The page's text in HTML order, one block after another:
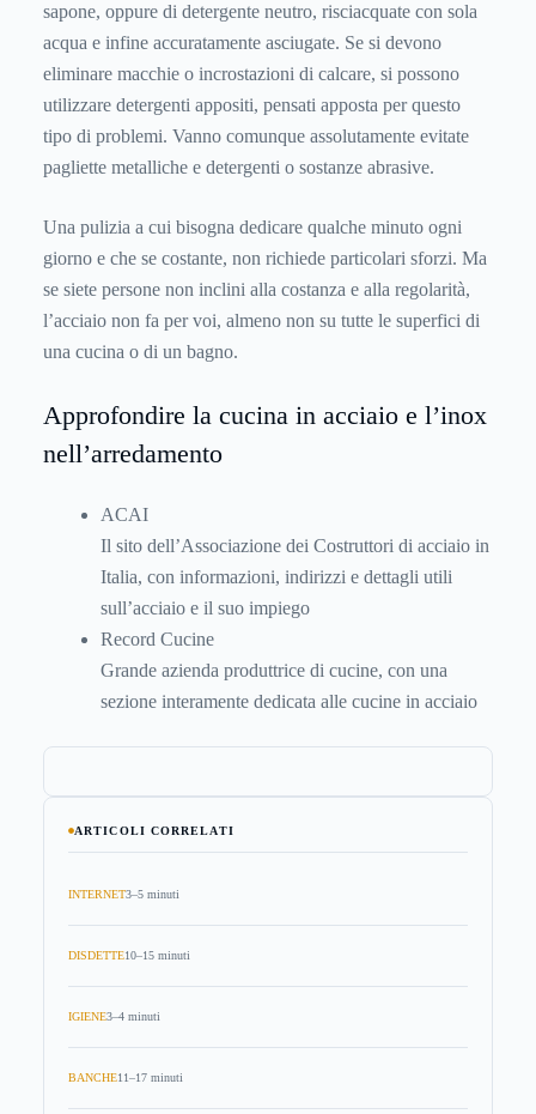
sapone, oppure di detergente neutro, risciacquate con sola
acqua e infine accuratamente asciugate. Se si devono
eliminare macchie o incrostazioni di calcare, si possono
utilizzare detergenti appositi, pensati apposta per questo
tipo di problemi. Vanno comunque assolutamente evitate
pagliette metalliche e detergenti o sostanze abrasive.
Una pulizia a cui bisogna dedicare qualche minuto ogni
giorno e che se costante, non richiede particolari sforzi. Ma
se siete persone non inclini alla costanza e alla regolarità,
l’acciaio non fa per voi, almeno non su tutte le superfici di
una cucina o di un bagno.
Approfondire la cucina in acciaio e l’inox
nell’arredamento
ACAI
Il sito dell’Associazione dei Costruttori di acciaio in
Italia, con informazioni, indirizzi e dettagli utili
sull’acciaio e il suo impiego
Record Cucine
Grande azienda produttrice di cucine, con una
sezione interamente dedicata alle cucine in acciaio
ARTICOLI CORRELATI
INTERNET3–5 minuti
DISDETTE10–15 minuti
IGIENE3–4 minuti
BANCHE11–17 minuti